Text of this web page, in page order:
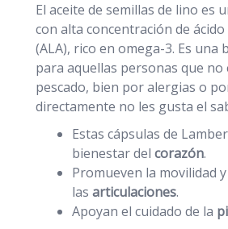
El aceite de semillas de lino es
con alta concentración de
(ALA), rico en omega-3. Es una
para aquellas personas que no
pescado, bien por alergias o
directamente no les gusta el
Estas cápsulas de
bienestar del corazón.
Promueven la movilidad
las articulaciones.
Apoyan el cuidado de la